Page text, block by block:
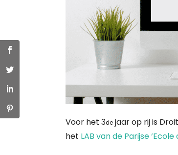
Voor het 3de jaar op rij is
het LAB van de Parijse